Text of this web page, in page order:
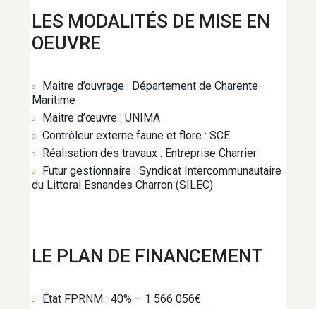
PROJETS DE TERRITOIRE
LES MODALITÉS DE MISE EN
OEUVRE
Maitre d’ouvrage : Département de Charente-
Maritime
Maitre d’œuvre : UNIMA
Contrôleur externe faune et flore : SCE
Réalisation des travaux : Entreprise Charrier
Futur gestionnaire : Syndicat Intercommunautaire
du Littoral Esnandes Charron (SILEC)
LE PLAN DE FINANCEMENT
État FPRNM : 40% – 1 566 056€